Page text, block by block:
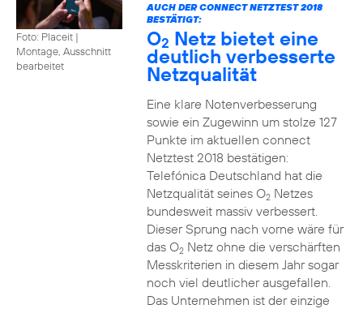
Foto: Placeit |
Montage, Ausschnitt
bearbeitet
AUCH DER CONNECT NETZTEST 2018
BESTÄTIGT:
O2 Netz bietet eine
deutlich verbesserte
Netzqualität
Eine klare Notenverbesserung
sowie ein Zugewinn um stolze 127
Punkte im aktuellen connect
Netztest 2018 bestätigen:
Telefónica Deutschland hat die
Netzqualität seines O2Netzes
bundesweit massiv verbessert.
Dieser Sprung nach vorne wäre für
das O2Netz ohne die verschärften
Messkriterien in diesem Jahr sogar
noch viel deutlicher ausgefallen.
Das Unternehmen ist der einzige